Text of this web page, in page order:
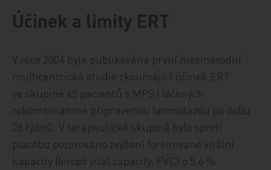
Účinek a limity ERT
V roce 2004 byla publikována první mezinárodní
multicentrická studie zkoumající účinek ERT
ve skupině 45 pacientů s MPS I léčených
rekombinantně připravenou laronidázou po dobu
26 týdnů. V terapeutické skupině bylo oproti
placebu pozorováno zvýšení forsírované vitální
kapacity (forced vital capacity, FVC) o 5,6 %